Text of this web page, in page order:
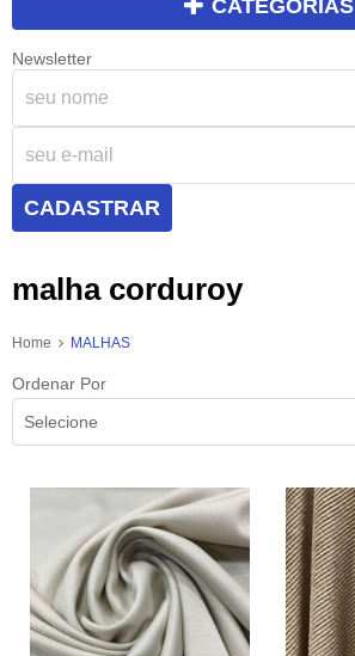
CATEGORIAS
Newsletter
CADASTRAR
malha corduroy
Home MALHAS
Ordenar Por
Selecione